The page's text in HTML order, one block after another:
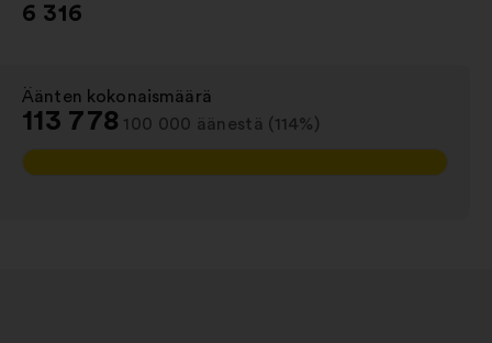
6 316
Äänten kokonaismäärä
:
113 778 100 000 äänestä (114%)